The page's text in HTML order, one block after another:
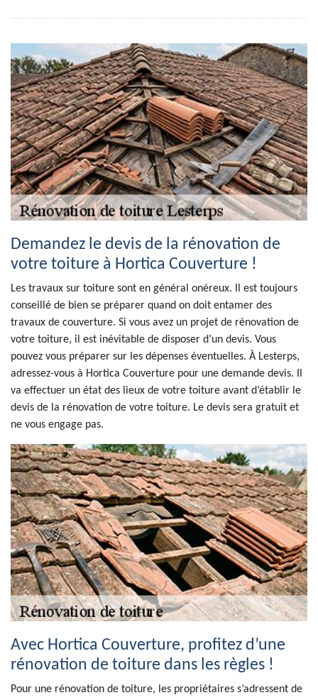
Demandez le devis de la rénovation de
votre toiture à Hortica Couverture !
Les travaux sur toiture sont en général onéreux. Il est toujours
conseillé de bien se préparer quand on doit entamer des
travaux de couverture. Si vous avez un projet de rénovation de
votre toiture, il est inévitable de disposer d’un devis. Vous
pouvez vous préparer sur les dépenses éventuelles. À Lesterps,
adressez-vous à Hortica Couverture pour une demande devis. Il
va effectuer un état des lieux de votre toiture avant d’établir le
devis de la rénovation de votre toiture. Le devis sera gratuit et
ne vous engage pas.
Avec Hortica Couverture, profitez d’une
rénovation de toiture dans les règles !
Pour une rénovation de toiture, les propriétaires s’adressent de